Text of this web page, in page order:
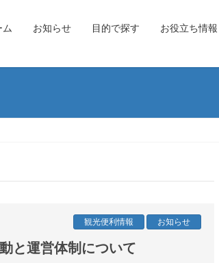
ム お知らせ 目的で探す お役立ち情報
お知らせ
観光便利情報
と運営体制について